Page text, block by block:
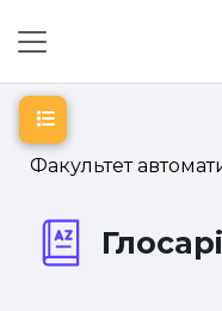
Факультет
Відкритий